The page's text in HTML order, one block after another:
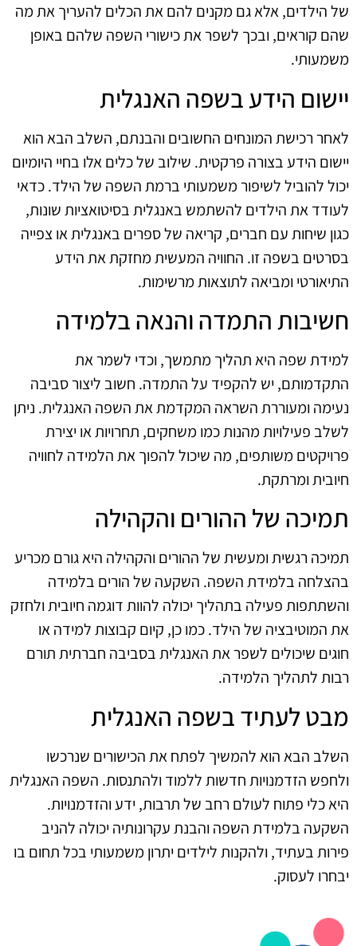
של הילדים, אלא גם מקנים להם את הכלים להעריך את מה
שהם קוראים, ובכך לשפר את כישורי השפה שלהם באופן
משמעותי.
יישום הידע בשפה האנגלית
לאחר רכישת המונחים החשובים והבנתם, השלב הבא הוא
יישום הידע בצורה פרקטית. שילוב של כלים אלו בחיי היומיום
יכול להוביל לשיפור משמעותי ברמת השפה של הילד. כדאי
לעודד את הילדים להשתמש באנגלית בסיטואציות שונות,
כגון שיחות עם חברים, קריאה של ספרים באנגלית או צפייה
בסרטים בשפה זו. החוויה המעשית מחזקת את הידע
התיאורטי ומביאה לתוצאות מרשימות.
חשיבות התמדה והנאה בלמידה
למידת שפה היא תהליך מתמשך, וכדי לשמר את
התקדמותם, יש להקפיד על התמדה. חשוב ליצור סביבה
נעימה ומעוררת השראה המקדמת את השפה האנגלית. ניתן
לשלב פעילויות מהנות כמו משחקים, תחרויות או יצירת
פרויקטים משותפים, מה שיכול להפוך את הלמידה לחוויה
חיובית ומרתקת.
תמיכה של ההורים והקהילה
תמיכה רגשית ומעשית של ההורים והקהילה היא גורם מכריע
בהצלחה בלמידת השפה. השקעה של הורים בלמידה
והשתתפות פעילה בתהליך יכולה להוות דוגמה חיובית ולחזק
את המוטיבציה של הילד. כמו כן, קיום קבוצות למידה או
חוגים שיכולים לשפר את האנגלית בסביבה חברתית תורם
רבות לתהליך הלמידה.
מבט לעתיד בשפה האנגלית
השלב הבא הוא להמשיך לפתח את הכישורים שנרכשו
ולחפש הזדמנויות חדשות ללמוד ולהתנסות. השפה האנגלית
היא כלי פתוח לעולם רחב של תרבות, ידע והזדמנויות.
השקעה בלמידת השפה והבנת עקרונותיה יכולה להניב
פירות בעתיד, ולהקנות לילדים יתרון משמעותי בכל תחום בו
יבחרו לעסוק.